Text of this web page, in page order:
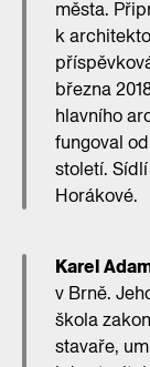
města.
k
března
hlavního
fungoval
století.
Horákové.
Karel
v Brně.
škola
stavaře,